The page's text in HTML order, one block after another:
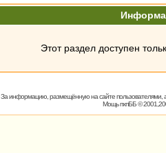
Этот раздел доступен
За информацию, размещённую на сайте пользователями,
МощьпхпББ©